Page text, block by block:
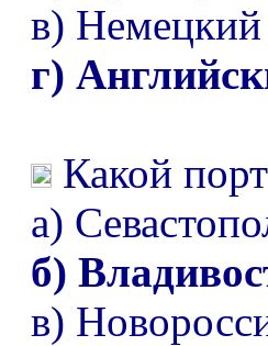
в)
г)
Какой
а)
б)
в)